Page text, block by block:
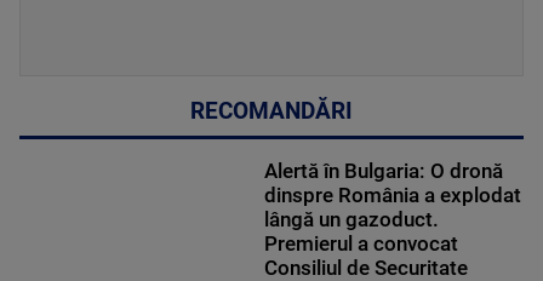
RECOMANDĂRI
Alertă în Bulgaria: O dronă
dinspre România a explodat
lângă un gazoduct.
Premierul a convocat
Consiliul de Securitate